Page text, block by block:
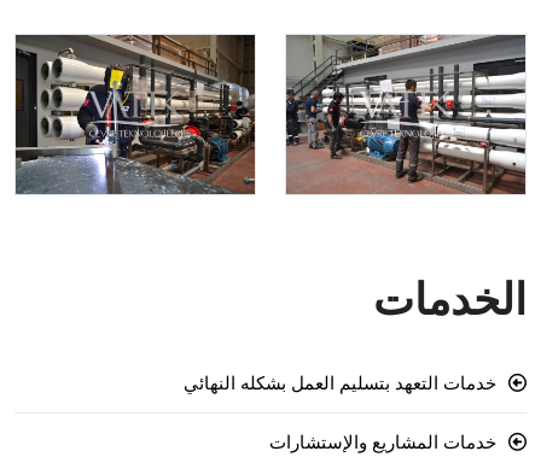
الخدمات
خدمات التعهد بتسليم العمل بشكله النهائي
خدمات المشاريع والإستشارات